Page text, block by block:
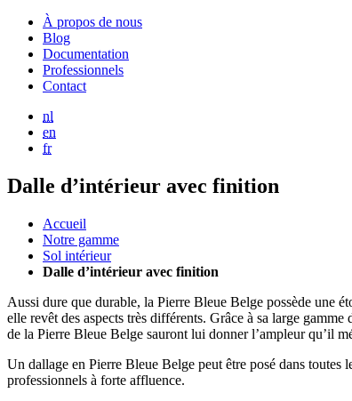
À propos de nous
Blog
Documentation
Professionnels
Contact
nl
en
fr
Dalle d’intérieur avec finition
Accueil
Notre gamme
Sol intérieur
Dalle d’intérieur avec finition
Aussi dure que durable, la Pierre Bleue Belge possède une
elle revêt des aspects très différents. Grâce à sa large
de la Pierre Bleue Belge sauront lui donner l’ampleur qu’il
Un dallage en Pierre Bleue Belge peut être posé dans
professionnels à forte affluence.